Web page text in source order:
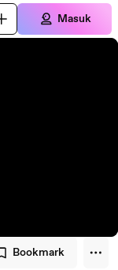
Masuk
Bookmark